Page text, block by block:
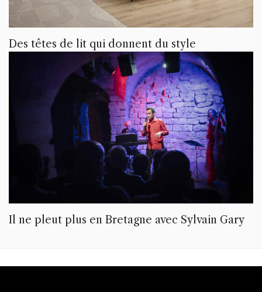
Des têtes de lit qui donnent du style
Il ne pleut plus en Bretagne avec Sylvain Gary